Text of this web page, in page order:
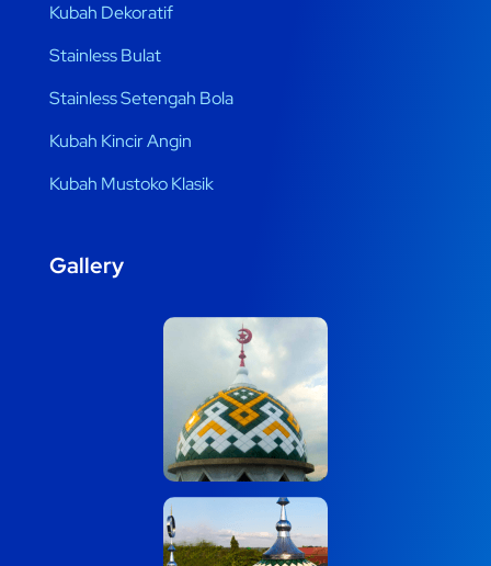
Kubah Dekoratif
Stainless Bulat
Stainless Setengah Bola
Kubah Kincir Angin
Kubah Mustoko Klasik
Gallery